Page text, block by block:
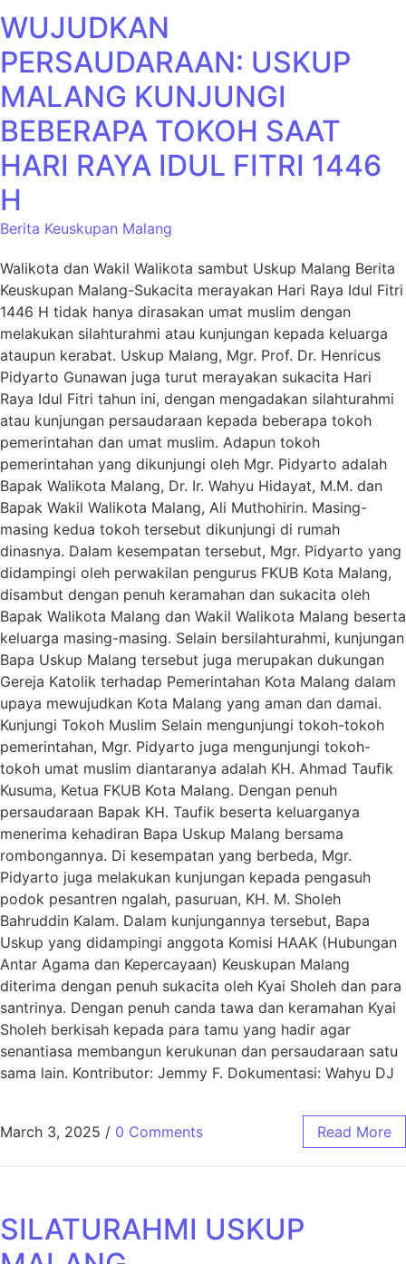
WUJUDKAN
PERSAUDARAAN: USKUP
MALANG KUNJUNGI
BEBERAPA TOKOH SAAT
HARI RAYA IDUL FITRI 1446
H
Berita Keuskupan Malang
Walikota dan Wakil Walikota sambut Uskup Malang Berita
Keuskupan Malang-Sukacita merayakan Hari Raya Idul Fitri
1446 H tidak hanya dirasakan umat muslim dengan
melakukan silahturahmi atau kunjungan kepada keluarga
ataupun kerabat. Uskup Malang, Mgr. Prof. Dr. Henricus
Pidyarto Gunawan juga turut merayakan sukacita Hari
Raya Idul Fitri tahun ini, dengan mengadakan silahturahmi
atau kunjungan persaudaraan kepada beberapa tokoh
pemerintahan dan umat muslim. Adapun tokoh
pemerintahan yang dikunjungi oleh Mgr. Pidyarto adalah
Bapak Walikota Malang, Dr. Ir. Wahyu Hidayat, M.M. dan
Bapak Wakil Walikota Malang, Ali Muthohirin. Masing-
masing kedua tokoh tersebut dikunjungi di rumah
dinasnya. Dalam kesempatan tersebut, Mgr. Pidyarto yang
didampingi oleh perwakilan pengurus FKUB Kota Malang,
disambut dengan penuh keramahan dan sukacita oleh
Bapak Walikota Malang dan Wakil Walikota Malang beserta
keluarga masing-masing. Selain bersilahturahmi, kunjungan
Bapa Uskup Malang tersebut juga merupakan dukungan
Gereja Katolik terhadap Pemerintahan Kota Malang dalam
upaya mewujudkan Kota Malang yang aman dan damai.
Kunjungi Tokoh Muslim Selain mengunjungi tokoh-tokoh
pemerintahan, Mgr. Pidyarto juga mengunjungi tokoh-
tokoh umat muslim diantaranya adalah KH. Ahmad Taufik
Kusuma, Ketua FKUB Kota Malang. Dengan penuh
persaudaraan Bapak KH. Taufik beserta keluarganya
menerima kehadiran Bapa Uskup Malang bersama
rombongannya. Di kesempatan yang berbeda, Mgr.
Pidyarto juga melakukan kunjungan kepada pengasuh
podok pesantren ngalah, pasuruan, KH. M. Sholeh
Bahruddin Kalam. Dalam kunjungannya tersebut, Bapa
Uskup yang didampingi anggota Komisi HAAK (Hubungan
Antar Agama dan Kepercayaan) Keuskupan Malang
diterima dengan penuh sukacita oleh Kyai Sholeh dan para
santrinya. Dengan penuh canda tawa dan keramahan Kyai
Sholeh berkisah kepada para tamu yang hadir agar
senantiasa membangun kerukunan dan persaudaraan satu
sama lain. Kontributor: Jemmy F. Dokumentasi: Wahyu DJ
March 3, 2025 / 0 Comments Read More
SILATURAHMI USKUP